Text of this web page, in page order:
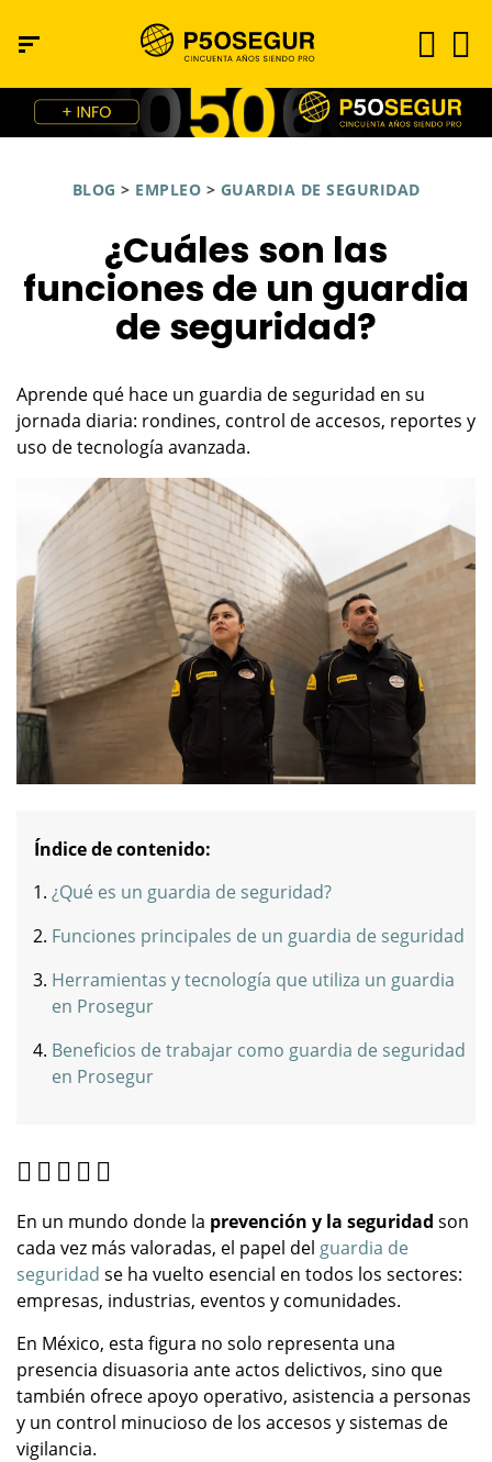
BLOG > EMPLEO > GUARDIA DE SEGURIDAD
¿Cuáles son las
funciones de un guardia
de seguridad?
Aprende qué hace un guardia de seguridad en su
jornada diaria: rondines, control de accesos, reportes y
uso de tecnología avanzada.
Índice de contenido:
¿Qué es un guardia de seguridad?
Funciones principales de un guardia de seguridad
Herramientas y tecnología que utiliza un guardia
en Prosegur
Beneficios de trabajar como guardia de seguridad
en Prosegur
En un mundo donde la prevención y la seguridad son
cada vez más valoradas, el papel del guardia de
seguridad se ha vuelto esencial en todos los sectores:
empresas, industrias, eventos y comunidades.
En México, esta figura no solo representa una
presencia disuasoria ante actos delictivos, sino que
también ofrece apoyo operativo, asistencia a personas
y un control minucioso de los accesos y sistemas de
vigilancia.